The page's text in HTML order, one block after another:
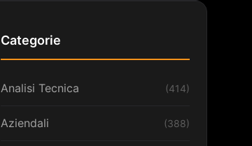
Categorie
Analisi Tecnica (414)
Aziendali (388)